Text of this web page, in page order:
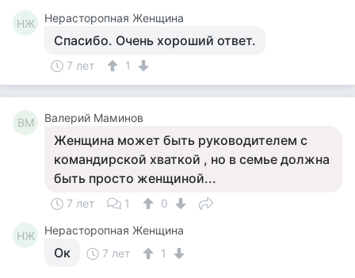
НЖ Нерасторопная Женщина
Спасибо. Очень хороший ответ.
7 лет 1
ВМ Валерий Маминов
Женщина может быть руководителем с
командирской хваткой , но в семье должна
быть просто женщиной...
7 лет 1 0
НЖ Нерасторопная Женщина
Ок 7 лет 1